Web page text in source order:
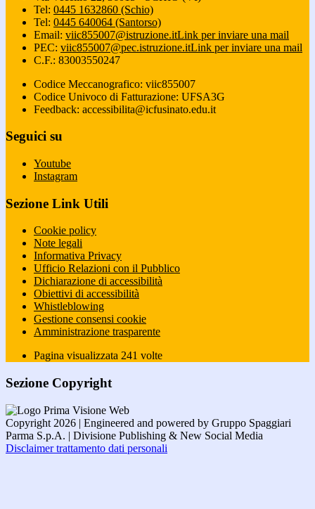
Tel: 0445 1632860 (Schio)
Tel: 0445 640064 (Santorso)
Email: viic855007@istruzione.itLink per inviare una mail
PEC: viic855007@pec.istruzione.itLink per inviare una mail
C.F.: 83003550247
Codice Meccanografico: viic855007
Codice Univoco di Fatturazione: UFSA3G
Feedback: accessibilita@icfusinato.edu.it
Seguici su
Youtube
Instagram
Sezione Link Utili
Cookie policy
Note legali
Informativa Privacy
Ufficio Relazioni con il Pubblico
Dichiarazione di accessibilità
Obiettivi di accessibilità
Whistleblowing
Gestione consensi cookie
Amministrazione trasparente
Pagina visualizzata 241 volte
Sezione Copyright
Copyright 2026 | Engineered and powered by Gruppo Spaggiari
Parma S.p.A. | Divisione Publishing & New Social Media
Disclaimer trattamento dati personali